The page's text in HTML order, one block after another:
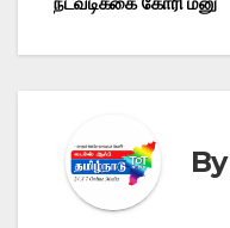
o
k
n
By